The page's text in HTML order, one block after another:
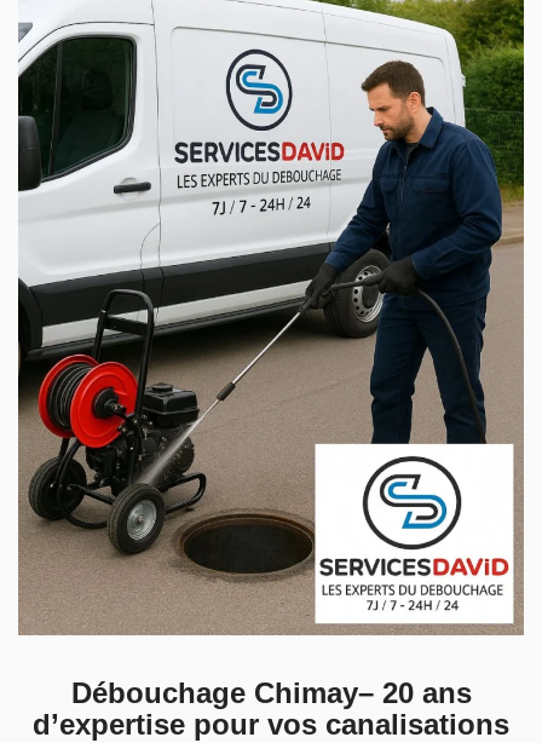
Débouchage Chimay– 20 ans
d’expertise pour vos canalisations